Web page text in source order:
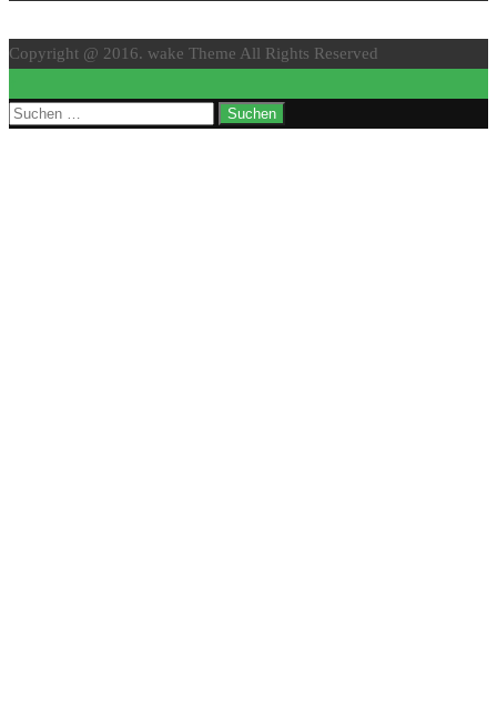
Copyright @ 2016. wake Theme All Rights Reserved
Suchen